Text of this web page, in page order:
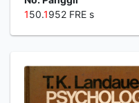
150.1952 FRE s